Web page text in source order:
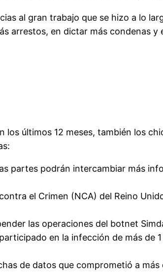
al gran trabajo que se hizo a lo
arrestos, en dictar más condenas y
últimos 12 meses, también los
partes podrán intercambiar más
el Crimen (NCA) del Reino
las operaciones del botnet
en la infección de más de
de datos que comprometió a